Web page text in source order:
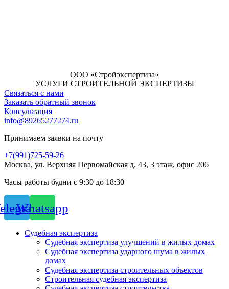
ООО «Стройэкспертиза»
УСЛУГИ СТРОИТЕЛЬНОЙ ЭКСПЕРТИЗЫ
Связаться с нами
Заказать обратный звонок
Консультация
info@89265277274.ru
Принимаем заявки на почту
+7(991)725-59-26
Москва, ул. Верхняя Первомайская д. 43, 3 этаж, офис 206
Часы работы будни с 9:30 до 18:30
Whatsapp
Судебная экспертиза
Судебная экспертиза улучшений в жилых домах
Судебная экспертиза ударного шума в жилых
домах
Судебная экспертиза строительных объектов
Строительная судебная экспертиза